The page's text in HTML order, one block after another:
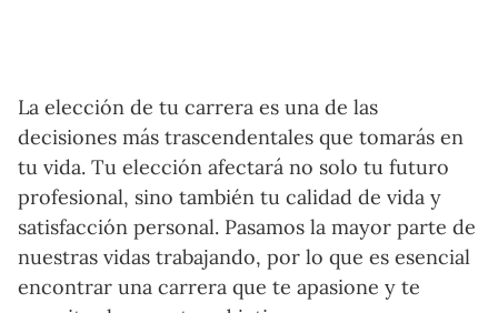
La elección de tu carrera es una de las
decisiones más trascendentales que tomarás en
tu vida. Tu elección afectará no solo tu futuro
profesional, sino también tu calidad de vida y
satisfacción personal. Pasamos la mayor parte de
nuestras vidas trabajando, por lo que es esencial
encontrar una carrera que te apasione y te